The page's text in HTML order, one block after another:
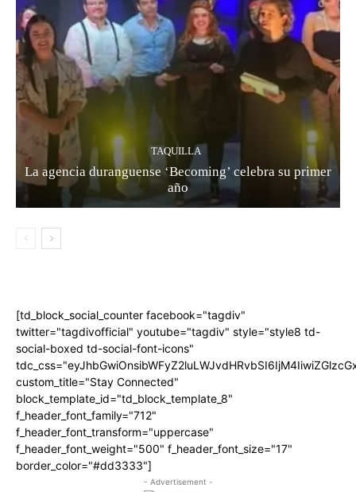
TAQUILLA
La agencia duranguense ‘Becoming’ celebra su primer
año
[td_block_social_counter facebook="tagdiv"
twitter="tagdivofficial" youtube="tagdiv" style="style8 td-
social-boxed td-social-font-icons"
custom_title="Stay Connected"
block_template_id="td_block_template_8"
f_header_font_family="712"
f_header_font_transform="uppercase"
f_header_font_weight="500" f_header_font_size="17"
border_color="#dd3333"]
- Advertisement -